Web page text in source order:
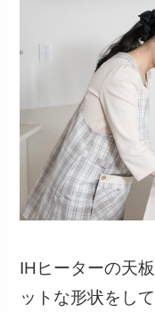
IHヒーターの天
ットな形状をし